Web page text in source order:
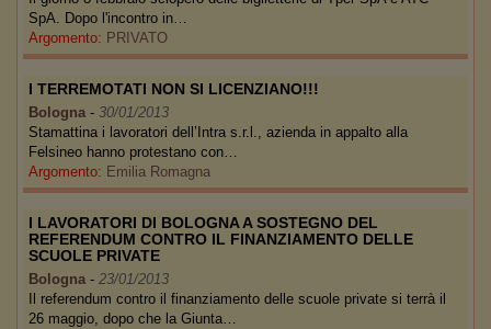
SpA. Dopo l'incontro in…
Argomento: PRIVATO
I TERREMOTATI NON SI LICENZIANO!!!
Bologna - 30/01/2013
Stamattina i lavoratori dell’Intra s.r.l., azienda in appalto alla
Felsineo hanno protestano con…
Argomento: Emilia Romagna
I LAVORATORI DI BOLOGNA A SOSTEGNO DEL
REFERENDUM CONTRO IL FINANZIAMENTO DELLE
SCUOLE PRIVATE
Bologna - 23/01/2013
Il referendum contro il finanziamento delle scuole private si terrà il
26 maggio, dopo che la Giunta…